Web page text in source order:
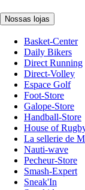
Nossas lojas
Basket-Center
Daily Bikers
Direct Running
Direct-Volley
Espace Golf
Foot-Store
Galope-Store
Handball-Store
House of
La sellerie de
Nauti-wave
Pecheur-Store
Smash-Expert
Sneak'In